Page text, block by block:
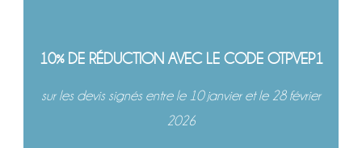
10% DE RÉDUCTION AVEC LE CODE OTPVEP1
sur les devis signés entre le 10 janvier et le 28 février
2026